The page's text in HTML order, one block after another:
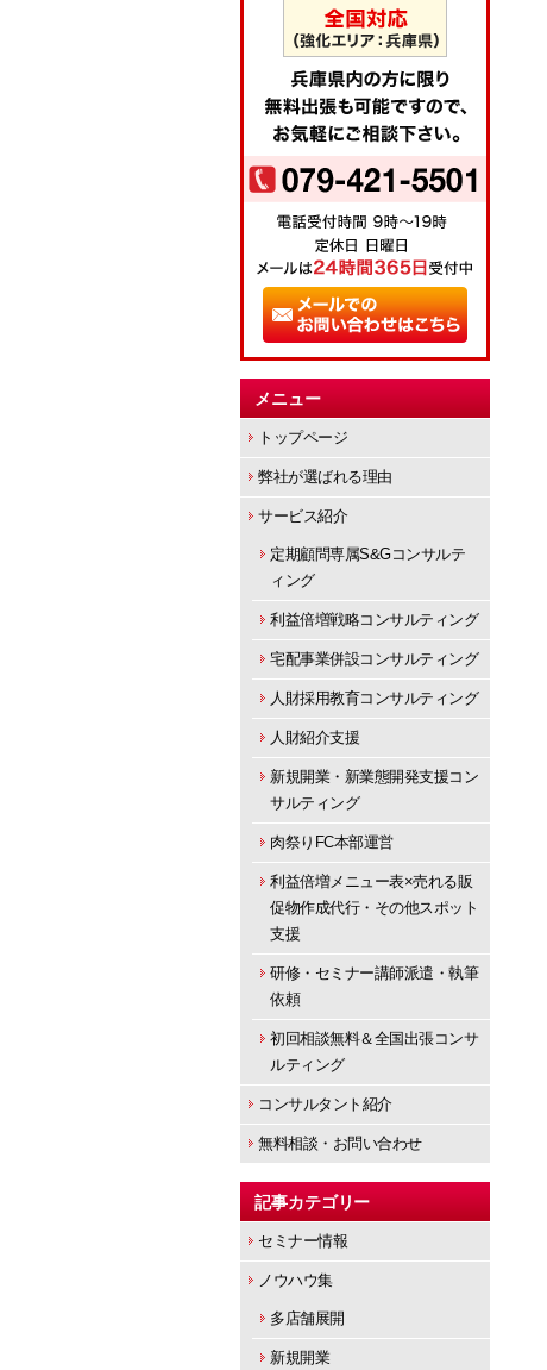
メニュー
トップページ
弊社が選ばれる理由
サービス紹介
定期顧問専属S&Gコンサルテ
ィング
利益倍増戦略コンサルティング
宅配事業併設コンサルティング
人財採用教育コンサルティング
人財紹介支援
新規開業・新業態開発支援コン
サルティング
肉祭りFC本部運営
利益倍増メニュー表×売れる販
促物作成代行・その他スポット
支援
研修・セミナー講師派遣・執筆
依頼
初回相談無料＆全国出張コンサ
ルティング
コンサルタント紹介
無料相談・お問い合わせ
記事カテゴリー
セミナー情報
ノウハウ集
多店舗展開
新規開業